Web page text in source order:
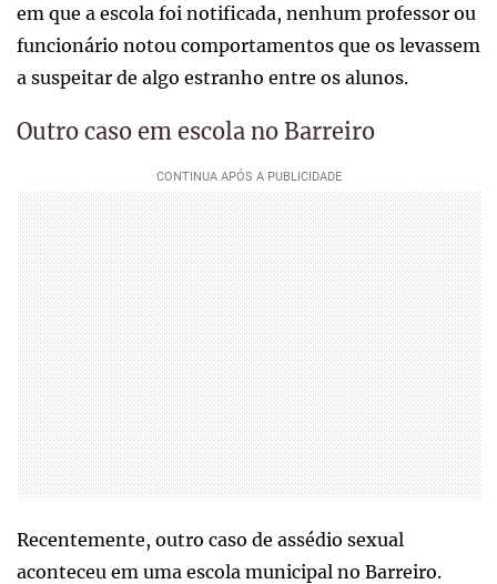
em que a escola foi notificada, nenhum professor ou
funcionário notou comportamentos que os levassem
a suspeitar de algo estranho entre os alunos.
Outro caso em escola no Barreiro
Recentemente, outro caso de assédio sexual
aconteceu em uma escola municipal no Barreiro.